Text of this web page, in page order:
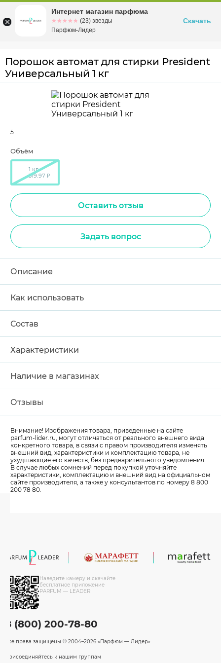
Омскул. Заозерная, 11, к. 1
Порошок автомат для стирки President
Универсальный 1 кг
5
Объём
1 кг
319.97 ₽
Оставить отзыв
Задать вопрос
Описание
Как использовать
Состав
Характеристики
Наличие в магазинах
Отзывы
Внимание! Изображения товара, приведенные на сайте
parfum-lider.ru, могут отличаться от реального внешнего вида
конкретного товара, в связи с правом производителя изменять
внешний вид, характеристики и комплектацию товара, не
ухудшающие его качеств, без предварительного уведомления.
В случае любых сомнений перед покупкой уточняйте
характеристики, комплектацию и внешний вид на официальном
сайте производителя, а также у консультантов по номеру 8 800
200 78 80.
Наведите камеру и скачайте
бесплатное приложение
PARFUM — LEADER
8 (800) 200-78-80
Все права защищены © 2004–2026 «Парфюм — Лидер»
Присоединяйтесь к нашим группам
Интернет магазин парфюма
☆☆☆☆☆
★★★★★ (23) звезды
Парфюм-Лидер
Скачать